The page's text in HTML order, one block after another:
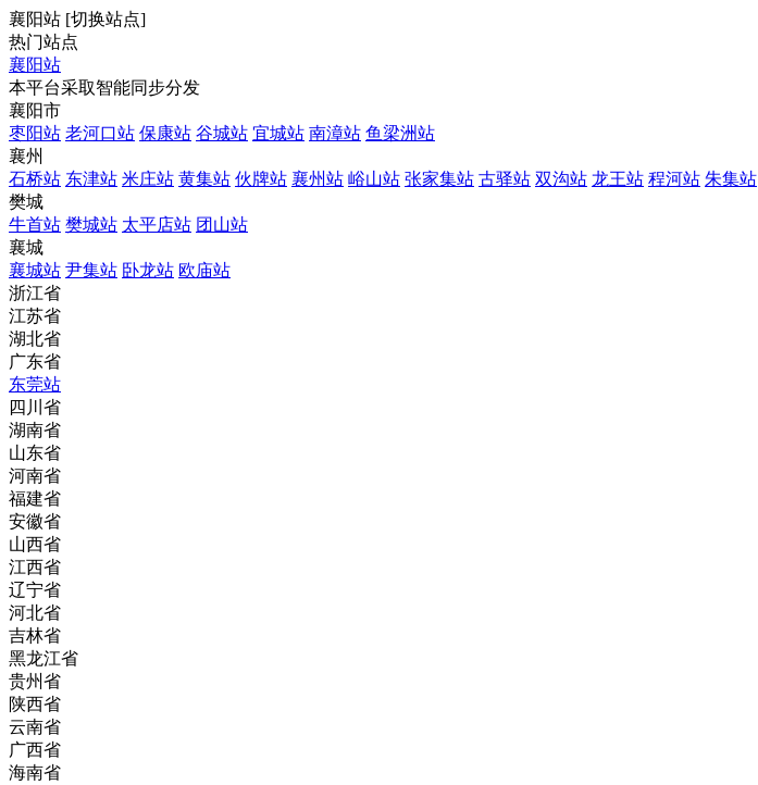
襄阳站 [切换站点]
热门站点
襄阳站
本平台采取智能同步分发
襄阳市
枣阳站 老河口站 保康站 谷城站 宜城站 南漳站 鱼梁洲站
襄州
石桥站 东津站 米庄站 黄集站 伙牌站 襄州站 峪山站 张家集站 古驿站 双沟站 龙王站 程河站 朱集站
樊城
牛首站 樊城站 太平店站 团山站
襄城
襄城站 尹集站 卧龙站 欧庙站
浙江省
江苏省
湖北省
广东省
东莞站
四川省
湖南省
山东省
河南省
福建省
安徽省
山西省
江西省
辽宁省
河北省
吉林省
黑龙江省
贵州省
陕西省
云南省
广西省
海南省